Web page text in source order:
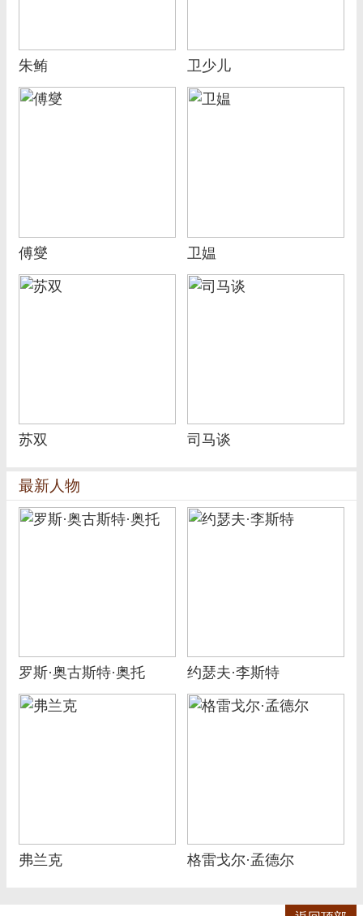
朱鲔 卫少儿
傅燮 卫媪
苏双 司马谈
最新人物
罗斯·奥古斯特·奥托 约瑟夫·李斯特
弗兰克 格雷戈尔·孟德尔